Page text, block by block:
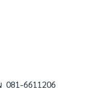
081-6611206